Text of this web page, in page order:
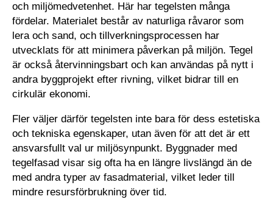
och miljömedvetenhet. Här har tegelsten många
fördelar. Materialet består av naturliga råvaror som
lera och sand, och tillverkningsprocessen har
utvecklats för att minimera påverkan på miljön. Tegel
är också återvinningsbart och kan användas på nytt i
andra byggprojekt efter rivning, vilket bidrar till en
cirkulär ekonomi.
Fler väljer därför tegelsten inte bara för dess estetiska
och tekniska egenskaper, utan även för att det är ett
ansvarsfullt val ur miljösynpunkt. Byggnader med
tegelfasad visar sig ofta ha en längre livslängd än de
med andra typer av fasadmaterial, vilket leder till
mindre resursförbrukning över tid.